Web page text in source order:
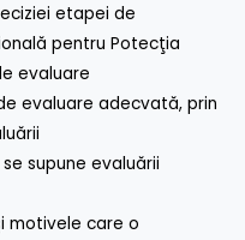
etapei de
pentru Potecţia
evaluare
evaluare adecvată, prin
supune evaluării
motivele care o